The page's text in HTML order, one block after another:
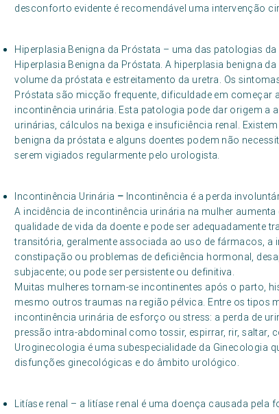
desconforto evidente é recomendável uma intervenção
Hiperplasia Benigna da Próstata – uma das patologias
Hiperplasia Benigna da Próstata. A hiperplasia benigna
volume da próstata e estreitamento da uretra. Os
Próstata são micção frequente, dificuldade em começar
incontinência urinária. Esta patologia pode dar origem
urinárias, cálculos na bexiga e insuficiência renal.
benigna da próstata e alguns doentes podem não
serem vigiados regularmente pelo urologista.
Incontinência Urinária – Incontinência é a perda
A incidência de incontinência urinária na mulher
qualidade de vida da doente e pode ser adequadamente
transitória, geralmente associada ao uso de fármacos, a
constipação ou problemas de deficiência hormonal,
subjacente; ou pode ser persistente ou definitiva.
Muitas mulheres tornam-se incontinentes após o parto,
mesmo outros traumas na região pélvica. Entre os tipos
incontinência urinária de esforço ou stress: a perda de
pressão intra-abdominal como tossir, espirrar, rir, saltar,
Uroginecologia é uma subespecialidade da Ginecologia
disfunções ginecológicas e do âmbito urológico.
Litíase renal – a litíase renal é uma doença causada pela